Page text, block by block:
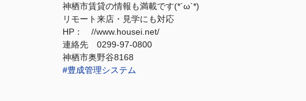
神栖市賃貸の情報も満載です(*´ω`*)
リモート来店・見学にも対応
HP： //www.housei.net/
連絡先 0299‐97‐0800
神栖市奥野谷8168
#豊成管理システム